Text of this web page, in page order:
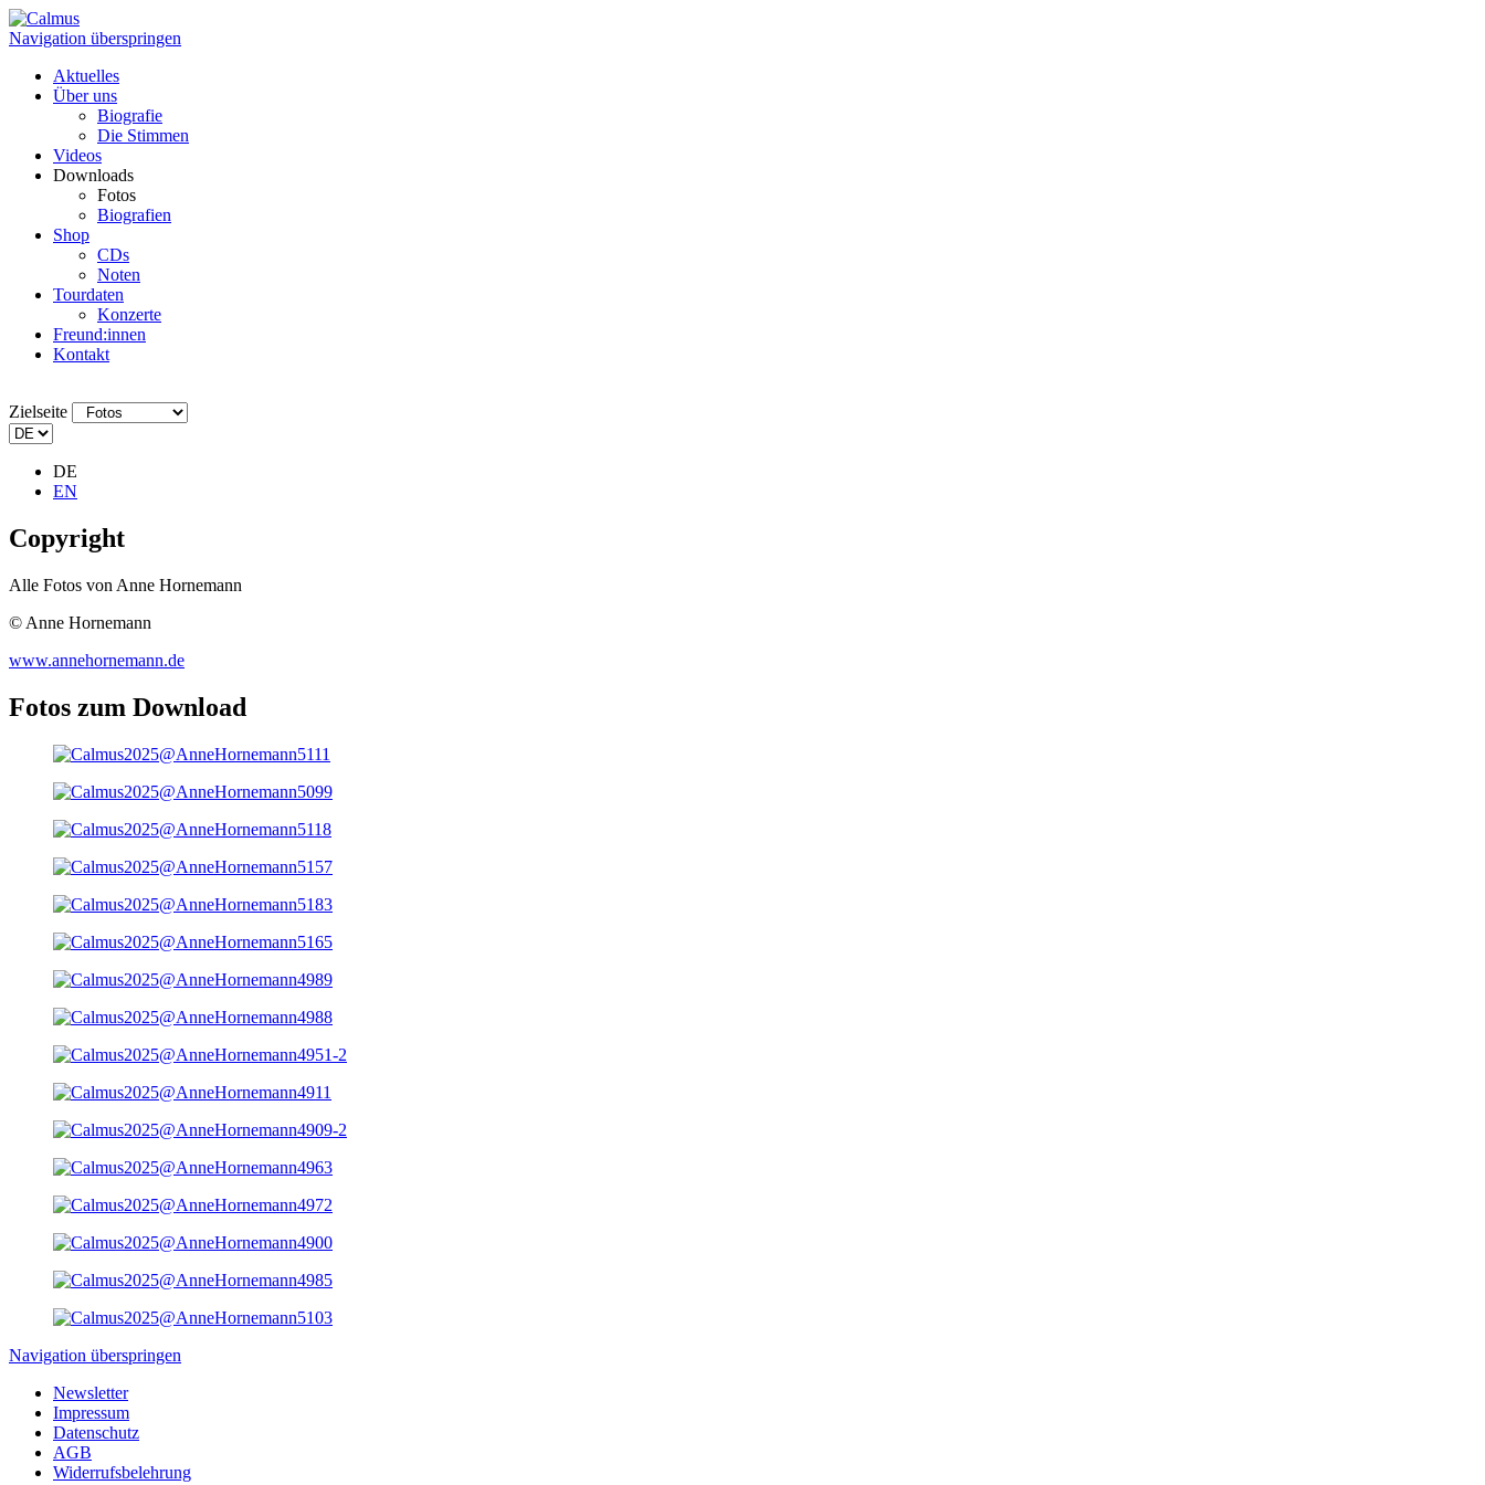
Navigation überspringen
Aktuelles
Über uns
Biografie
Die Stimmen
Videos
Downloads
Fotos
Biografien
Shop
CDs
Noten
Tourdaten
Konzerte
Freund:innen
Kontakt
Zielseite
DE
EN
Copyright
Alle Fotos von Anne Hornemann
© Anne Hornemann
www.annehornemann.de
Fotos zum Download
Navigation überspringen
Newsletter
Impressum
Datenschutz
AGB
Widerrufsbelehrung